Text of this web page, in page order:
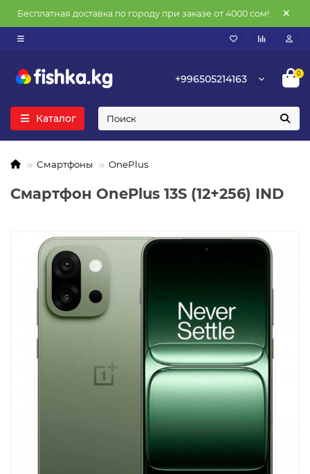
Бесплатная доставка по городу при заказе от 4000 сом!
+996505214163 0
Каталог
Смартфоны OnePlus
Смартфон OnePlus 13S (12+256) IND